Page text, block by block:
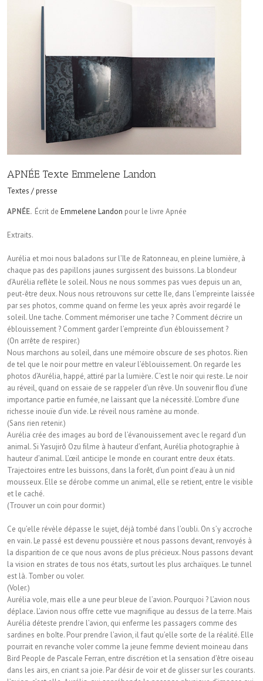
APNÉE Texte Emmelene Landon
Textes / presse
APNÉE. Écrit de Emmelene Landon pour le livre Apnée
Extraits.
Aurélia et moi nous baladons sur l’île de Ratonneau, en pleine lumière, à
chaque pas des papillons jaunes surgissent des buissons. La blondeur
d’Aurélia reﬂète le soleil. Nous ne nous sommes pas vues depuis un an,
peut-être deux. Nous nous retrouvons sur cette île, dans l’empreinte laissée
par ses photos, comme quand on ferme les yeux après avoir regardé le
soleil. Une tache. Comment mémoriser une tache ? Comment décrire un
éblouissement ? Comment garder l’empreinte d’un éblouissement ?
(On arrête de respirer.)
Nous marchons au soleil, dans une mémoire obscure de ses photos. Rien
de tel que le noir pour mettre en valeur l’éblouissement. On regarde les
photos d’Aurélia, happé, attiré par la lumière. C’est le noir qui reste. Le noir
au réveil, quand on essaie de se rappeler d’un rêve. Un souvenir ﬂou d’une
importance partie en fumée, ne laissant que la nécessité. L’ombre d’une
richesse inouïe d’un vide. Le réveil nous ramène au monde.
(Sans rien retenir.)
Aurélia crée des images au bord de l’évanouissement avec le regard d’un
animal. Si Yasujirô Ozu ﬁlme à hauteur d’enfant, Aurélia photographie à
hauteur d’animal. L’œil anticipe le monde en courant entre deux états.
Trajectoires entre les buissons, dans la forêt, d’un point d’eau à un nid
mousseux. Elle se dérobe comme un animal, elle se retient, entre le visible
et le caché.
(Trouver un coin pour dormir.)
Ce qu’elle révèle dépasse le sujet, déjà tombé dans l’oubli. On s’y accroche
en vain. Le passé est devenu poussière et nous passons devant, renvoyés à
la disparition de ce que nous avons de plus précieux. Nous passons devant
la vision en strates de tous nos états, surtout les plus archaïques. Le tunnel
est là. Tomber ou voler.
(Voler.)
Aurélia vole, mais elle a une peur bleue de l’avion. Pourquoi ? L’avion nous
déplace. L’avion nous offre cette vue magniﬁque au dessus de la terre. Mais
Aurélia déteste prendre l’avion, qui enferme les passagers comme des
sardines en boîte. Pour prendre l’avion, il faut qu’elle sorte de la réalité. Elle
pourrait en revanche voler comme la jeune femme devient moineau dans
Bird People de Pascale Ferran, entre discrétion et la sensation d’être oiseau
dans les airs, en criant sa joie. Par désir de voir et de glisser sur les courants.